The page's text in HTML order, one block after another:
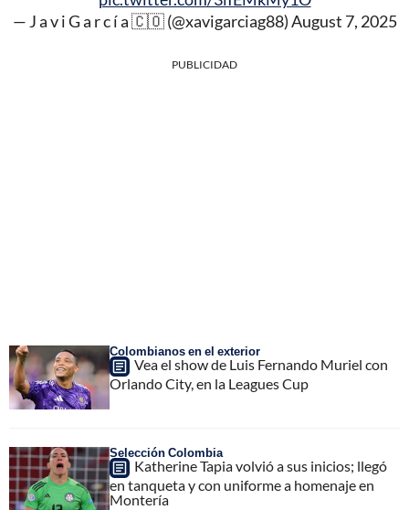
— J a v i G a r c í a 🇨🇴 (@xavigarciag88)August 7, 2025
PUBLICIDAD
Colombianos en el exterior
Vea el show de Luis Fernando Muriel con
Orlando City, en la Leagues Cup
Selección Colombia
Katherine Tapia volvió a sus inicios; llegó
en tanqueta y con uniforme a homenaje en
Montería